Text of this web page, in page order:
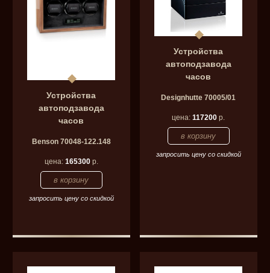
Устройства
автоподзавода
часов
Benson 70048-122.148
цена: 165300р.
запросить цену со скидкой
Устройства
автоподзавода
часов
Designhutte 70005/01
цена:117200 р.
запросить цену со скидкой